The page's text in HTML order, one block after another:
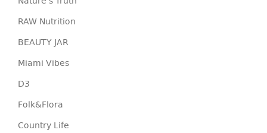
RAW Nutrition
BEAUTY JAR
Miami Vibes
D3
Folk&Flora
Country Life